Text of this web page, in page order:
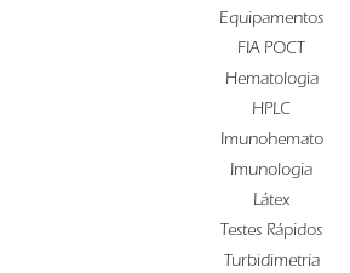
Equipamentos
FIA POCT
Hematologia
HPLC
Imunohemato
Imunologia
Látex
Testes Rápidos
Turbidimetria